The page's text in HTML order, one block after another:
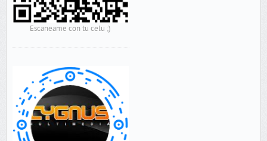
Escaneame con tu celu ;)